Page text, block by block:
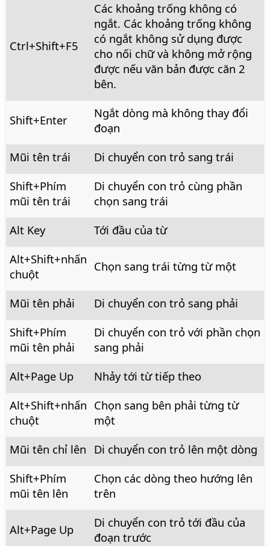
Ctrl+Shift+F5
Các khoảng trống không có
ngắt. Các khoảng trống không
có ngắt không sử dụng được
cho nối chữ và không mở rộng
được nếu văn bản được căn 2
bên.
Shift+Enter
Ngắt dòng mà không thay đổi
đoạn
Mũi tên trái
Di chuyển con trỏ sang trái
Shift+Phím
mũi tên trái
Di chuyển con trỏ cùng phần
chọn sang trái
AltKey
Tới đầu của từ
Alt+Shift+nhấn
chuột
Chọn sang trái từng từ một
Mũi tên phải
Di chuyển con trỏ sang phải
Shift+Phím
mũi tên phải
Di chuyển con trỏ với phần chọn
sang phải
Alt+Page Up
Nhảy tới từ tiếp theo
Alt+Shift+nhấn
chuột
Chọn sang bên phải từng từ
một
Mũi tên chỉ lên Di chuyển con trỏ lên một dòng
Shift+Phím
mũi tên lên
Chọn các dòng theo hướng lên
trên
Alt+Page Up
Di chuyển con trỏ tới đầu của
đoạn trước